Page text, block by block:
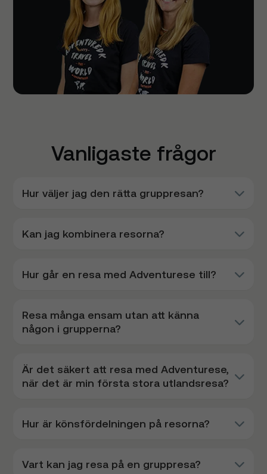
Vanligaste frågor
Hur väljer jag den rätta gruppresan?
Kan jag kombinera resorna?
Hur går en resa med Adventurese till?
Resa många ensam utan att känna
någon i grupperna?
Är det säkert att resa med Adventurese,
när det är min första stora utlandsresa?
Hur är könsfördelningen på resorna?
Vart kan jag resa på en gruppresa?